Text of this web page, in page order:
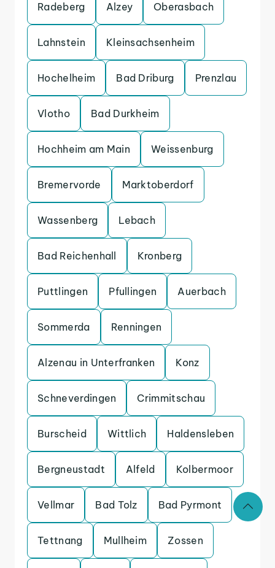
Radeberg Alzey Oberasbach
Lahnstein Kleinsachsenheim
Hochelheim Bad Driburg Prenzlau
Vlotho Bad Durkheim
Hochheim am Main Weissenburg
Bremervorde Marktoberdorf
Wassenberg Lebach
Bad Reichenhall Kronberg
Puttlingen Pfullingen Auerbach
Sommerda Renningen
Alzenau in Unterfranken Konz
Schneverdingen Crimmitschau
Burscheid Wittlich Haldensleben
Bergneustadt Alfeld Kolbermoor
Vellmar Bad Tolz Bad Pyrmont
Tettnang Mullheim Zossen